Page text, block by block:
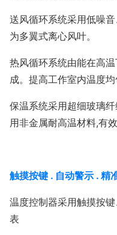
送风循环系统采用低噪
为多翼式离心风叶。
热风循环系统由能在高
成。提高工作室内温度均
保温系统采用超细玻璃
用非金属耐高温材料,有
触摸按键 . 自动警示 . 精
温度控制器采用触摸按
表